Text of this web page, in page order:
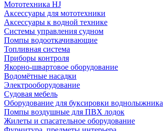
Мототехника HJ
Аксессуары для мототехники
Аксессуары к водной технике
Системы управления судном
Помпы водооткачивающие
Топливная система
Приборы контроля
Якорно-швартовое оборудование
Водомётные насадки
Электрооборудование
Судовая мебель
Оборудование для буксировки воднолыжника
Помпы воздушные для ПВХ лодок
Жилеты и спасательное оборудование